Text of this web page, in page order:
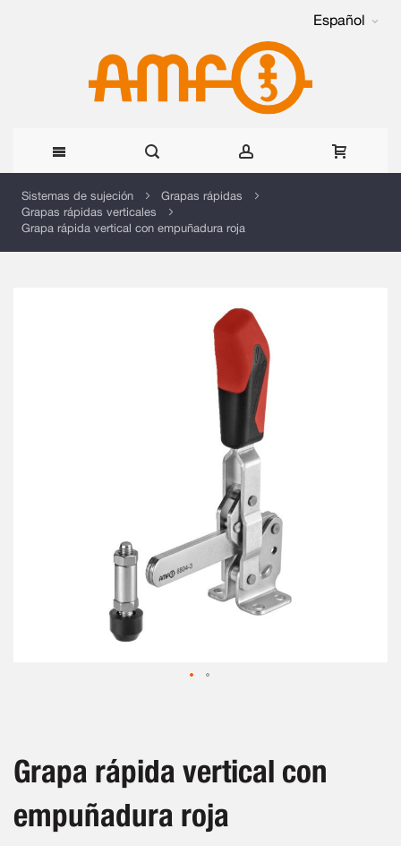
Español
al
Sistemas de sujeción
Grapas rápidas
Grapas rápidas verticales
Grapa rápida vertical con empuñadura roja
de
la
de
imágenes
Grapa rápida vertical con
empuñadura roja